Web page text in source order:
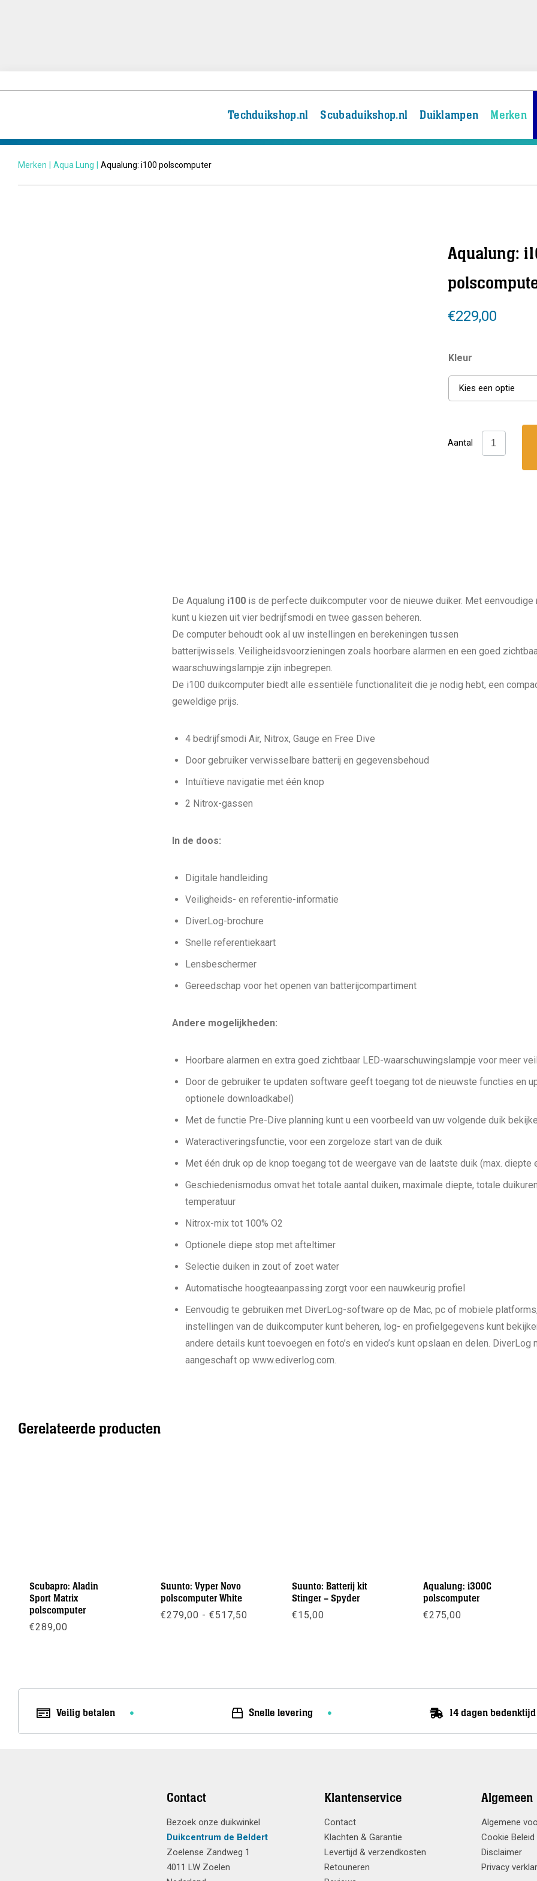
Techduikshop.nl Scubaduikshop.nl Duiklampen Merken
Merken Aqua Lung Aqualung: i100 polscomputer
Aqualung:
€229,00
Kleur
Kies een optie
Aantal
Aqualung:
i100
De Aqualung i100is de perfecte duikcomputer voor de nieuwe duiker. Met eenvoudige
kunt u kiezen uit vier bedrijfsmodi en twee gassen beheren.
De computer behoudt ook al uw instellingen en berekeningen tussen
batterijwissels. Veiligheidsvoorzieningen zoals hoorbare alarmen en een goed
waarschuwingslampje zijn inbegrepen.
De i100 duikcomputer biedt alle essentiële functionaliteit die je nodig hebt, een
geweldige prijs.
4 bedrijfsmodi Air, Nitrox, Gauge en Free Dive
Door gebruiker verwisselbare batterij en gegevensbehoud
Intuïtieve navigatie met één knop
2 Nitrox-gassen
In de doos:
Digitale handleiding
Veiligheids- en referentie-informatie
DiverLog-brochure
Snelle referentiekaart
Lensbeschermer
Gereedschap voor het openen van batterijcompartiment
Andere mogelijkheden:
Hoorbare alarmen en extra goed zichtbaar LED-waarschuwingslampje voor meer
Door de gebruiker te updaten software geeft toegang tot de nieuwste functies en
optionele downloadkabel)
Met de functie Pre-Dive planning kunt u een voorbeeld van uw volgende duik
Wateractiveringsfunctie, voor een zorgeloze start van de duik
Met één druk op de knop toegang tot de weergave van de laatste duik (max. diepte
Geschiedenismodus omvat het totale aantal duiken, maximale diepte, totale
temperatuur
Nitrox-mix tot 100% O2
Optionele diepe stop met afteltimer
Selectie duiken in zout of zoet water
Automatische hoogteaanpassing zorgt voor een nauwkeurig profiel
Eenvoudig te gebruiken met DiverLog-software op de Mac, pc of mobiele
instellingen van de duikcomputer kunt beheren, log- en profielgegevens kunt
andere details kunt toevoegen en foto’s en video’s kunt opslaan en delen. DiverLog
aangeschaft op www.ediverlog.com.
Gerelateerde producten
Scubapro: Aladin
Sport Matrix
polscomputer
€289,00
Suunto: Vyper Novo
polscomputer White
€279,00 - €517,50 Prijsklasse:
Suunto: Batterij kit
Stinger – Spyder
€15,00
Aqualung: i300C
polscomputer
€275,00
Veilig betalen Snelle levering 14 dagen bedenktijd
Contact
Bezoek onze duikwinkel
Duikcentrum de Beldert
Zoelense Zandweg 1
4011 LW Zoelen
Klantenservice
Contact
Klachten & Garantie
Levertijd & verzendkosten
Retouneren
Algemeen
Algemene
Cookie Beleid
Disclaimer
Privacy